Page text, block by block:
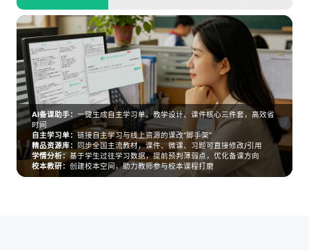
AI备课助手： 一键生成自主学习单、教学设计、课件核心三件套，高效省
时间
自主学习单：链接自主学习与线上资源的课改“脚手架”
精品资源库：
同步全国主流教材，课件、微课、习题可直接修改/引用
学情分析：基于学生过往学习数据，提前预判薄弱点，优化备课方向
校本教研： 创建校本空间，助力教师参与校本课程打磨